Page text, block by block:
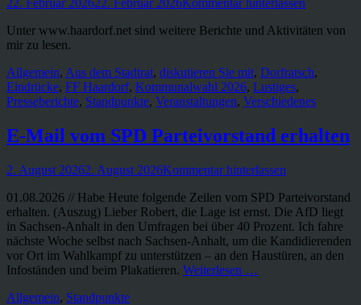
Unter www.haardorf.net sind weitere Berichte und Aktivitäten von
mir zu lesen.
Kategorien
Allgemein, Aus dem Stadtrat, diskutieren Sie mit, Dorfratsch,
Eindrücke, FF Haardorf, Kommunalwahl 2026, Lustiges,
Presseberichte, Standpunkte, Veranstaltungen, Verschiedenes
E-Mail vom SPD Parteivorstand erhalten
Veröffentlicht
2. August 20262. August 2026Kommentar hinterlassen
01.08.2026 // Habe Heute folgende Zeilen vom SPD Parteivorstand
erhalten. (Auszug) Lieber Robert, die Lage ist ernst. Die AfD liegt
in Sachsen-Anhalt in den Umfragen bei über 40 Prozent. Ich fahre
nächste Woche selbst nach Sachsen-Anhalt, um die Kandidierenden
vor Ort im Wahlkampf zu unterstützen – an den Haustüren, an den
Infoständen und beim Plakatieren. Weiterlesen …
Kategorien
Allgemein, Standpunkte